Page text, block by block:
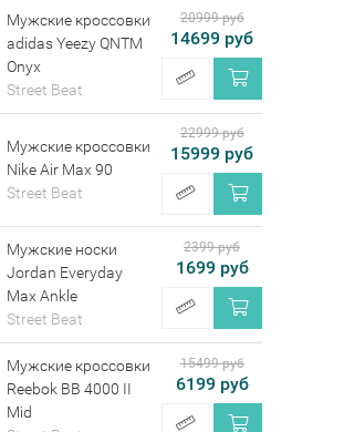
Мужские кроссовки
adidas Yeezy QNTM
Onyx
Street Beat
20999 руб
14699 руб
Мужские кроссовки
Nike Air Max 90
Street Beat
22999 руб
15999 руб
Мужские носки
Jordan Everyday
Max Ankle
Street Beat
2399 руб
1699 руб
Мужские кроссовки
Reebok BB 4000 II
Mid
15499 руб
6199 руб